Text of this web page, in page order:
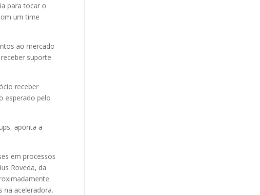
para tocar o
um time
ao mercado
suporte
receber
esperado pelo
aponta a
em processos
Roveda, da
na aceleradora.